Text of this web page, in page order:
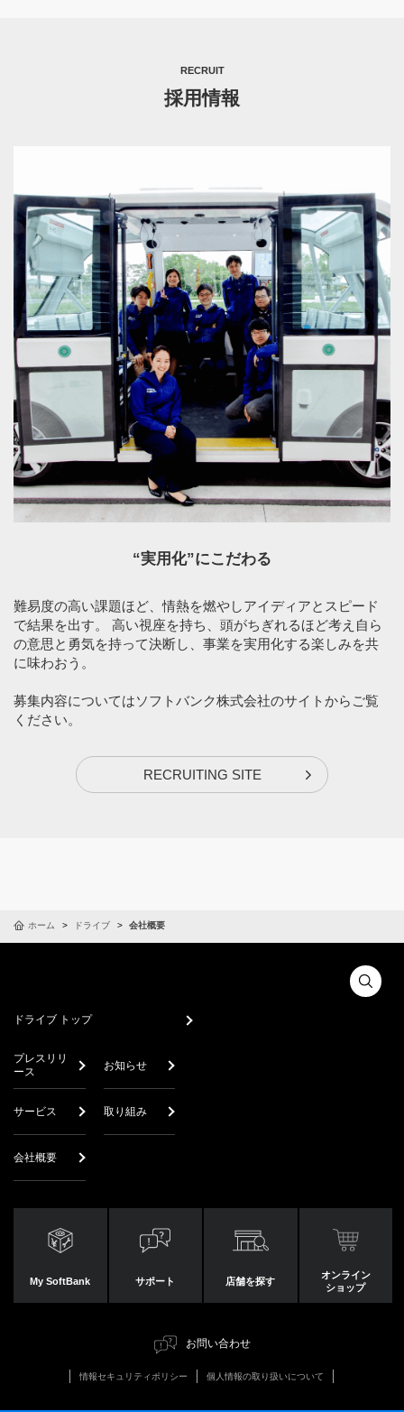
RECRUIT
採用情報
“実用化”にこだわる
難易度の高い課題ほど、情熱を燃やしアイディアとスピード
で結果を出す。 高い視座を持ち、頭がちぎれるほど考え自ら
の意思と勇気を持って決断し、事業を実用化する楽しみを共
に味わおう。
募集内容についてはソフトバンク株式会社のサイトからご覧
ください。
RECRUITING SITE
ホーム ドライブ 会社概要
ドライブ トップ
プレスリリ
ース
お知らせ
サービス 取り組み
会社概要
My SoftBank サポート 店舗を探す
オンライン
ショップ
お問い合わせ
情報セキュリティポリシー 個人情報の取り扱いについて